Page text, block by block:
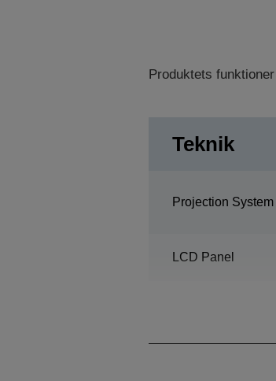
Produktets
Teknik
Projection System
LCD Panel